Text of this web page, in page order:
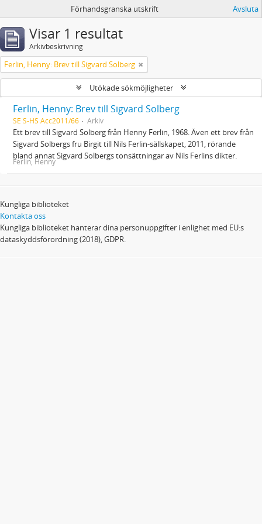
Förhandsgranska utskrift Avsluta
Visar 1 resultat
Arkivbeskrivning
Ferlin, Henny: Brev till Sigvard Solberg
Utökade sökmöjligheter
Ferlin, Henny: Brev till Sigvard Solberg
SE S-HS Acc2011/66 Arkiv
Ett brev till Sigvard Solberg från Henny Ferlin, 1968. Även ett brev från
Sigvard Solbergs fru Birgit till Nils Ferlin-sällskapet, 2011, rörande
bland annat Sigvard Solbergs tonsättningar av Nils Ferlins dikter.
Ferlin, Henny
Kungliga biblioteket
Kontakta oss
Kungliga biblioteket hanterar dina personuppgifter i enlighet med EU:s
dataskyddsförordning (2018), GDPR.